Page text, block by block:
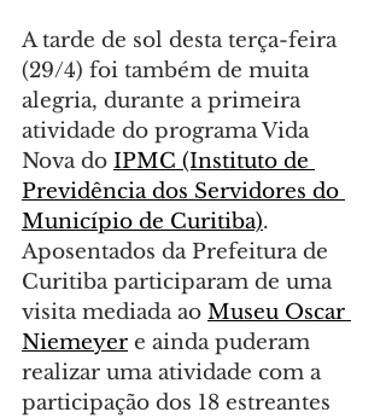
A tarde de sol desta terça-feira
(29/4) foi também de muita
alegria, durante a primeira
atividade do programa Vida
Nova do IPMC (Instituto de
Previdência dos Servidores do
Município de Curitiba).
Aposentados da Prefeitura de
Curitiba participaram de uma
visita mediada ao Museu Oscar
Niemeyer e ainda puderam
realizar uma atividade com a
participação dos 18 estreantes